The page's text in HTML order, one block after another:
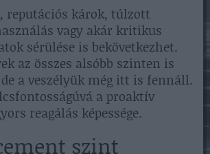
reputációs károk, túlzott
vagy akár kritikus
sérülése is bekövetkezhet.
az összes alsóbb szinten is
a veszélyük még itt is fennáll.
a proaktív
reagálás képessége.
szint